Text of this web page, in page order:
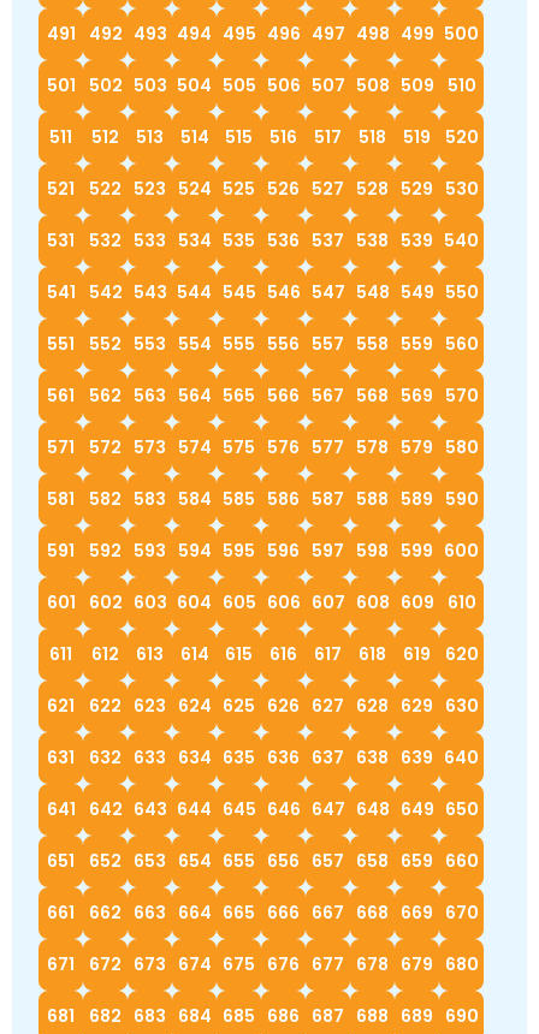
491 492 493 494 495 496 497 498 499 500
501 502 503 504 505 506 507 508 509 510
511 512 513 514 515 516 517 518 519 520
521 522 523 524 525 526 527 528 529 530
531 532 533 534 535 536 537 538 539 540
541 542 543 544 545 546 547 548 549 550
551 552 553 554 555 556 557 558 559 560
561 562 563 564 565 566 567 568 569 570
571 572 573 574 575 576 577 578 579 580
581 582 583 584 585 586 587 588 589 590
591 592 593 594 595 596 597 598 599 600
601 602 603 604 605 606 607 608 609 610
611 612 613 614 615 616 617 618 619 620
621 622 623 624 625 626 627 628 629 630
631 632 633 634 635 636 637 638 639 640
641 642 643 644 645 646 647 648 649 650
651 652 653 654 655 656 657 658 659 660
661 662 663 664 665 666 667 668 669 670
671 672 673 674 675 676 677 678 679 680
681 682 683 684 685 686 687 688 689 690